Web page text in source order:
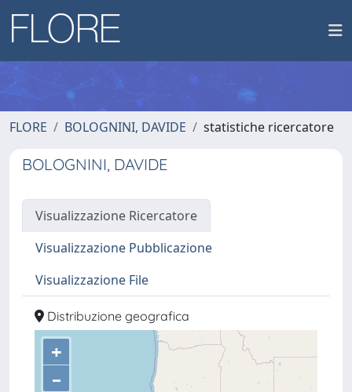
FLORE BOLOGNINI, DAVIDE statistiche ricercatore
BOLOGNINI, DAVIDE
Visualizzazione Ricercatore
Visualizzazione Pubblicazione
Visualizzazione File
Distribuzione geografica
+
–